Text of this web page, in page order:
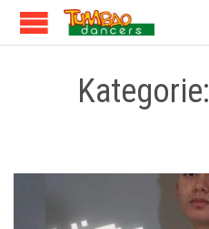
Kategorie: